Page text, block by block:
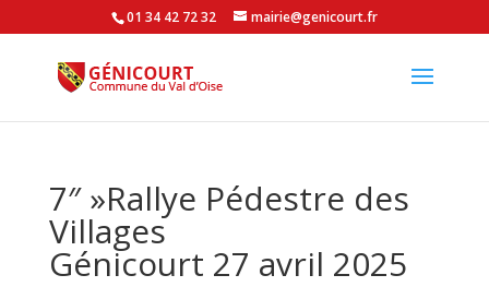
01 34 42 72 32 mairie@genicourt.fr
7″ »Rallye Pédestre des
Villages
Génicourt 27 avril 2025